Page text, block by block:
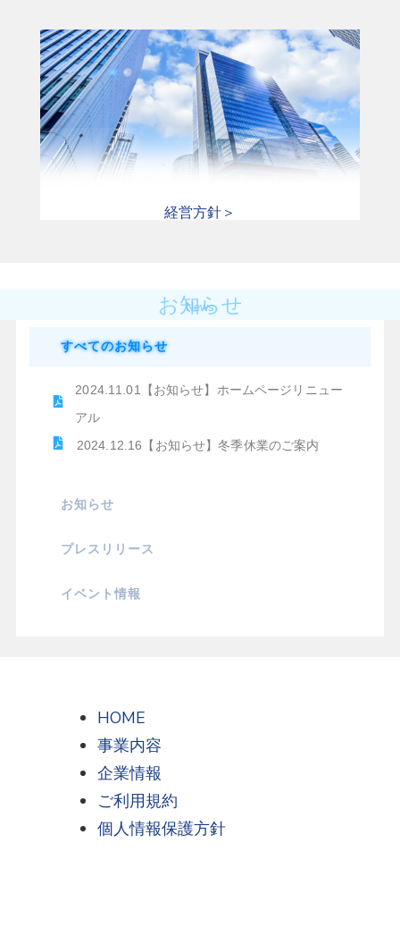
経営方針＞
お知らせ
News
すべてのお知らせ
お知らせ
プレスリリース
イベント情報
2024.11.01【お知らせ】ホームページリニュー
アル
2024.12.16【お知らせ】冬季休業のご案内
HOME
事業内容
企業情報
ご利用規約
個人情報保護方針